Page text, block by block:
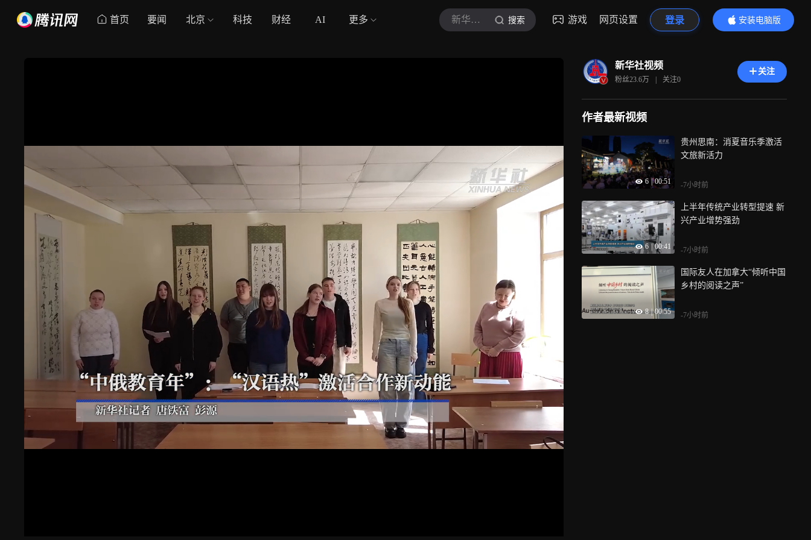
首页 要闻 北京 科技 财经 AI 更多 新华社视频 搜索 游戏 网页设置 登录
安装电脑版
内容更精彩
新华社视频
粉丝23.6万 | 关注0
关注
作者最新视频
6 | 00:51
贵州思南：消夏音乐季激活
文旅新活力
-7小时前
6 00:41
上半年传统产业转型提速 新
兴产业增势强劲
-7小时前
8 | 00:55
国际友人在加拿大“倾听中国
乡村的阅读之声”
-7小时前